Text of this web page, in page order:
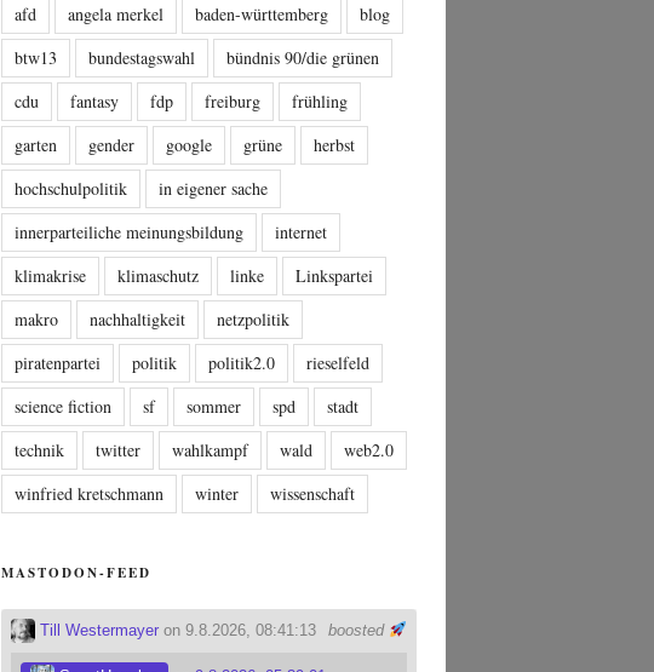
afd angela merkel baden-württemberg
blog
btw13
bundestagswahl
bündnis 90/die grünen
cdu
fantasy fdp freiburg
frühling
garten
gender google grüne
herbst
hochschulpolitik
in eigener sache
innerparteiliche meinungsbildung
internet
klimakrise
klimaschutz linke
Linkspartei
makro
nachhaltigkeit
netzpolitik
piratenpartei
politik politik2.0
rieselfeld
science fiction
sf sommer spd
stadt
technik
twitter wahlkampf wald
web2.0
winfried kretschmann
winter wissenschaft
MASTODON-FEED
boosted
Till Westermayer on 9.8.2026, 08:41:13